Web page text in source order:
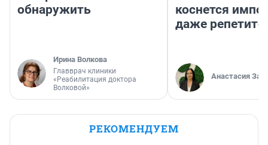
обнаружить
Ирина Волкова
Главврач клиники
«Реабилитация доктора
Волковой»
коснется
даже
Анастасия
РЕКОМЕНДУЕМ